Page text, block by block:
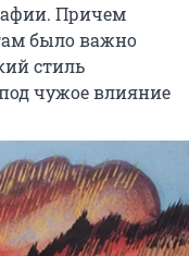
Причем
было важно
стиль
чужое влияние